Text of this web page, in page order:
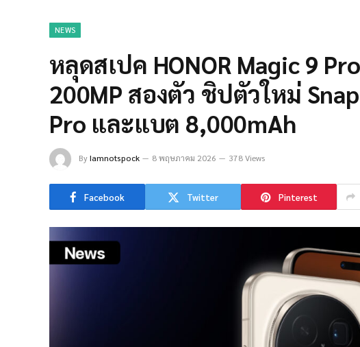
NEWS
หลุดสเปค HONOR Magic 9
200MP สองตัว ชิปตัวใหม่
Pro และแบต 8,000mAh
ByIamnotspock 8 พฤษภาคม 2026 378 Views
Facebook Twitter Pinterest